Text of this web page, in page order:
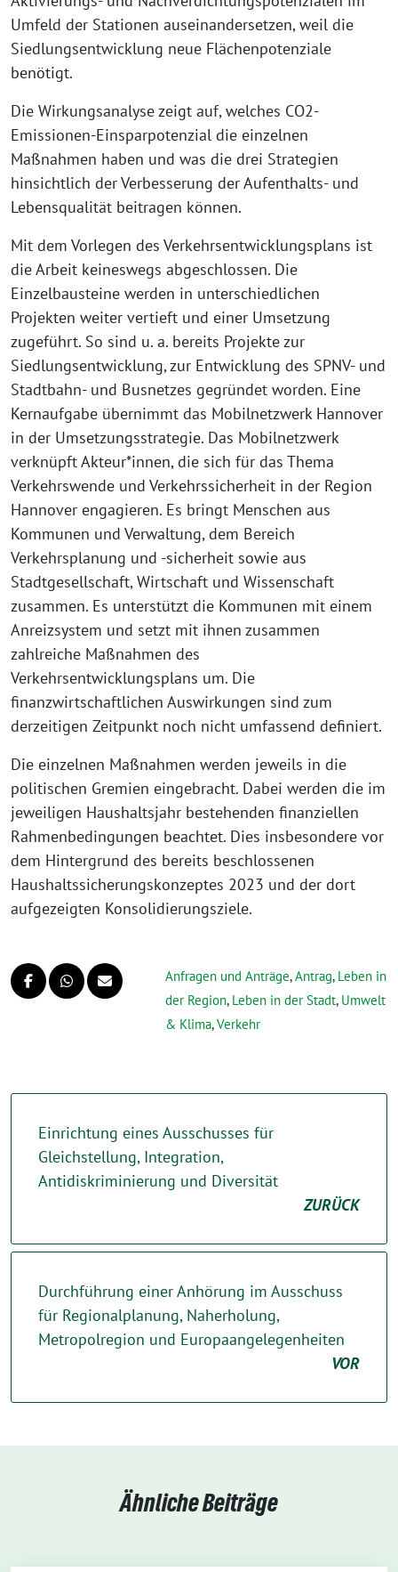
Umfeld der Stationen auseinandersetzen, weil die
Siedlungsentwicklung neue Flächenpotenziale
benötigt.
Die Wirkungsanalyse zeigt auf, welches CO2-
Emissionen-Einsparpotenzial die einzelnen
Maßnahmen haben und was die drei Strategien
hinsichtlich der Verbesserung der Aufenthalts- und
Lebensqualität beitragen können.
Mit dem Vorlegen des Verkehrsentwicklungsplans ist
die Arbeit keineswegs abgeschlossen. Die
Einzelbausteine werden in unterschiedlichen
Projekten weiter vertieft und einer Umsetzung
zugeführt. So sind u. a. bereits Projekte zur
Siedlungsentwicklung, zur Entwicklung des SPNV- und
Stadtbahn- und Busnetzes gegründet worden. Eine
Kernaufgabe übernimmt das Mobilnetzwerk Hannover
in der Umsetzungsstrategie. Das Mobilnetzwerk
verknüpft Akteur*innen, die sich für das Thema
Verkehrswende und Verkehrssicherheit in der Region
Hannover engagieren. Es bringt Menschen aus
Kommunen und Verwaltung, dem Bereich
Verkehrsplanung und -sicherheit sowie aus
Stadtgesellschaft, Wirtschaft und Wissenschaft
zusammen. Es unterstützt die Kommunen mit einem
Anreizsystem und setzt mit ihnen zusammen
zahlreiche Maßnahmen des
Verkehrsentwicklungsplans um. Die
finanzwirtschaftlichen Auswirkungen sind zum
derzeitigen Zeitpunkt noch nicht umfassend definiert.
Die einzelnen Maßnahmen werden jeweils in die
politischen Gremien eingebracht. Dabei werden die im
jeweiligen Haushaltsjahr bestehenden finanziellen
Rahmenbedingungen beachtet. Dies insbesondere vor
dem Hintergrund des bereits beschlossenen
Haushaltssicherungskonzeptes 2023 und der dort
aufgezeigten Konsolidierungsziele.
Anfragen und Anträge,Antrag, Leben in
der Region, Leben in der Stadt, Umwelt
& Klima,Verkehr
Einrichtung eines Ausschusses für
Gleichstellung, Integration,
Antidiskriminierung und Diversität
ZURÜCK
Durchführung einer Anhörung im Ausschuss
für Regionalplanung, Naherholung,
Metropolregion und Europaangelegenheiten
VOR
Ähnliche Beiträge